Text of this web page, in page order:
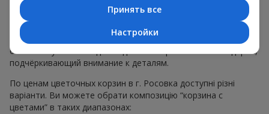
Минималистичные решения— натуральные формы,
акцент на цвет или текстуру.
Есть также
VIP-композиции— роскошные корзины для
особых случаев. Каждое изделие — оригинальный подарок,
подчёркивающий внимание к деталям.
По ценам цветочных корзин в г. Росовка доступні різні
варіанти. Ви можете обрати композицію “корзина с
цветами” в таких диапазонах:
Принять все
Настройки